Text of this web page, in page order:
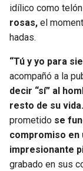
idílico como
rosas, el
hadas.
“Tú y yo para
acompañó a la
decir “sí” al
resto de su vida.
prometido se
compromiso en
impresionante
grabado en sus